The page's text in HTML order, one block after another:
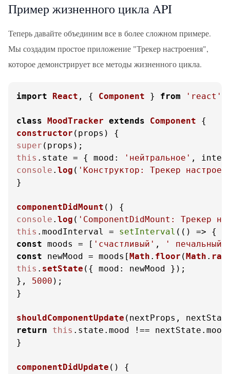
Пример жизненного цикла API
Теперь давайте объединим все в более сложном примере.
Мы создадим простое приложение "Трекер настроения",
которое демонстрирует все методы жизненного цикла.
import React , { Component } from 'react'
class MoodTracker extends Component
constructor ( props
super
this . state = { mood : 'нейтральное' ,
console . log ( 'Конструктор: Трекер
}
componentDidMount (
console . log ( 'ComponentDidMount: Трекер
this . moodInterval = setInterval ( () =>
const moods = [ 'счастливый' , ' печальный'
const newMood = moods[Math . floor (Math .
this . setState ({ mood : newMood });
}, 5000 );
}
shouldComponentUpdate ( nextProps,
return
this . state . mood !== nextState. mood
}
componentDidUpdate (